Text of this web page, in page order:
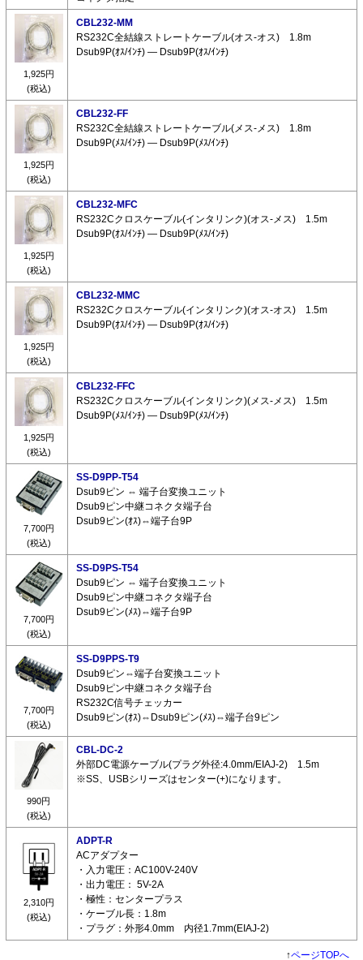
1,925円
(税込)
CBL232-MM
RS232C全結線ストレートケーブル(オス-オス) 1.8m
Dsub9P(ｵｽ/ｲﾝﾁ) ― Dsub9P(ｵｽ/ｲﾝﾁ)
1,925円
(税込)
CBL232-FF
RS232C全結線ストレートケーブル(メス-メス) 1.8m
Dsub9P(ﾒｽ/ｲﾝﾁ) ― Dsub9P(ﾒｽ/ｲﾝﾁ)
1,925円
(税込)
CBL232-MFC
RS232Cクロスケーブル(インタリンク)(オス-メス) 1.5m
Dsub9P(ｵｽ/ｲﾝﾁ) ― Dsub9P(ﾒｽ/ｲﾝﾁ)
1,925円
(税込)
CBL232-MMC
RS232Cクロスケーブル(インタリンク)(オス-オス) 1.5m
Dsub9P(ｵｽ/ｲﾝﾁ) ― Dsub9P(ｵｽ/ｲﾝﾁ)
1,925円
(税込)
CBL232-FFC
RS232Cクロスケーブル(インタリンク)(メス-メス) 1.5m
Dsub9P(ﾒｽ/ｲﾝﾁ) ― Dsub9P(ﾒｽ/ｲﾝﾁ)
7,700円
(税込)
SS-D9PP-T54
Dsub9ピン ⇔ 端子台変換ユニット
Dsub9ピン中継コネクタ端子台
Dsub9ピン(ｵｽ)⇔端子台9P
7,700円
(税込)
SS-D9PS-T54
Dsub9ピン ⇔ 端子台変換ユニット
Dsub9ピン中継コネクタ端子台
Dsub9ピン(ﾒｽ)⇔端子台9P
7,700円
(税込)
SS-D9PPS-T9
Dsub9ピン⇔端子台変換ユニット
Dsub9ピン中継コネクタ端子台
RS232C信号チェッカー
Dsub9ピン(ｵｽ)⇔Dsub9ピン(ﾒｽ)⇔端子台9ピン
990円
(税込)
CBL-DC-2
外部DC電源ケーブル(プラグ外径:4.0mm/EIAJ-2) 1.5m
※SS、USBシリーズはセンター(+)になります。
2,310円
(税込)
ADPT-R
ACアダプター
・入力電圧：AC100V-240V
・出力電圧： 5V-2A
・極性：センタープラス
・ケーブル長：1.8m
・プラグ：外形4.0mm 内径1.7mm(EIAJ-2)
↑ページTOPへ